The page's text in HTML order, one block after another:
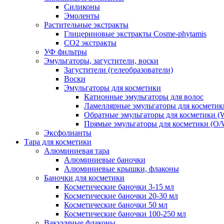
Силиконы
Эмоленты
Растительные экстракты
Глицериновые экстракты Cosme-phytamis
СО2 экстракты
УФ фильтры
Эмульгаторы, загустители, воски
Загустители (гелеобразователи)
Воски
Эмульгаторы для косметики
Катионные эмульгаторы для волос
Ламеллярные эмульгаторы для
Обратные эмульгаторы для косметики
Прямые эмульгаторы для косметики (O/
Эксфолианты
Тара для косметики
Алюминиевая тара
Алюминиевые баночки
Алюминиевые крышки, флаконы
Баночки для косметики
Косметические баночки 3-15 мл
Косметические баночки 20-30 мл
Косметические баночки 50 мл
Косметические баночки 100-250 мл